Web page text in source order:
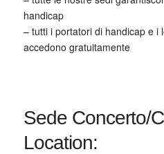
handicap
– tutti i portatori di handicap e i
accedono gratuitamente
Sede Concerto/
Location: